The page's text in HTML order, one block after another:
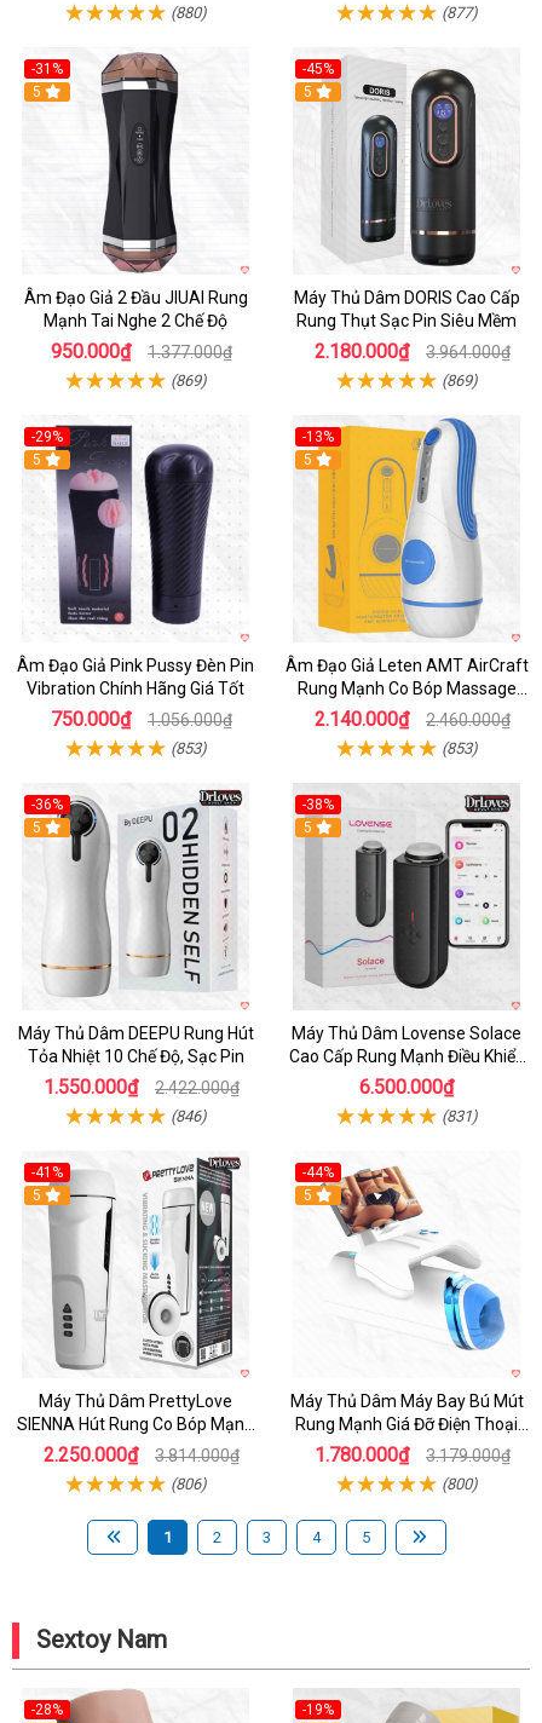
(880) (877)
-31%
5
Âm Đạo Giả 2 Đầu JIUAI Rung
Mạnh Tai Nghe 2 Chế Độ
950.000₫ 1.377.000₫
(869)
-45%
Hot
5
Máy Thủ Dâm DORIS Cao Cấp
Rung Thụt Sạc Pin Siêu Mềm
2.180.000₫ 3.964.000₫
(869)
-29%
5
Âm Đạo Giả Pink Pussy Đèn Pin
Vibration Chính Hãng Giá Tốt
750.000₫ 1.056.000₫
(853)
-13%
5
Âm Đạo Giả Leten AMT AirCraft
Rung Mạnh Co Bóp Massage
Êm Ái
2.140.000₫ 2.460.000₫
(853)
-36%
Hot
5
Máy Thủ Dâm DEEPU Rung Hút
Tỏa Nhiệt 10 Chế Độ, Sạc Pin
1.550.000₫ 2.422.000₫
(846)
-38%
Hot
5
Máy Thủ Dâm Lovense Solace
Cao Cấp Rung Mạnh Điều Khiển
App
6.500.000₫
(831)
-41%
Hot
5
Máy Thủ Dâm PrettyLove
SIENNA Hút Rung Co Bóp Mạnh
Mẽ Nam
2.250.000₫ 3.814.000₫
(806)
-44%
Hot
5
Máy Thủ Dâm Máy Bay Bú Mút
Rung Mạnh Giá Đỡ Điện Thoại
Chính Hãng
1.780.000₫ 3.179.000₫
(800)
1 2 3 4 5
Sextoy Nam
-28%
-19%